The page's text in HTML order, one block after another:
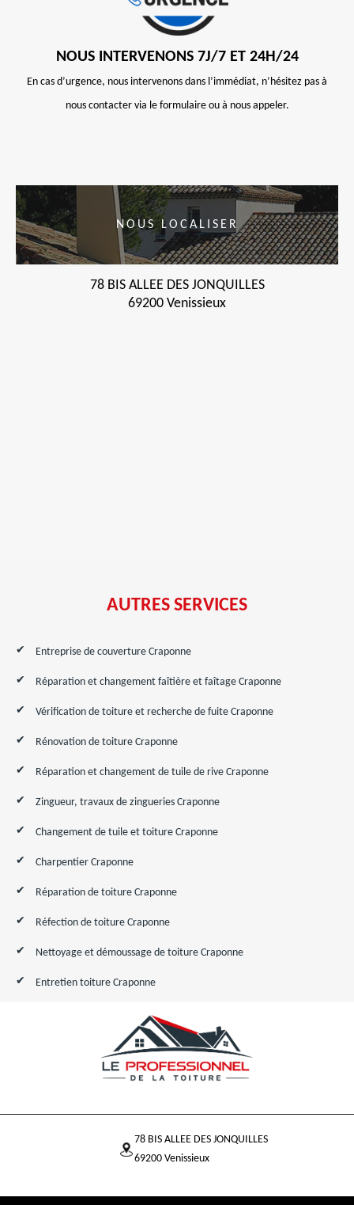
NOUS INTERVENONS 7J/7 ET 24H/24
En cas d’urgence, nous intervenons dans l’immédiat, n’hésitez pas à
nous contacter via le formulaire ou à nous appeler.
NOUS LOCALISER
78 BIS ALLEE DES JONQUILLES
69200 Venissieux
AUTRES SERVICES
Entreprise de couverture Craponne
Réparation et changement faîtière et faîtage Craponne
Vérification de toiture et recherche de fuite Craponne
Rénovation de toiture Craponne
Réparation et changement de tuile de rive Craponne
Zingueur, travaux de zingueries Craponne
Changement de tuile et toiture Craponne
Charpentier Craponne
Réparation de toiture Craponne
Réfection de toiture Craponne
Nettoyage et démoussage de toiture Craponne
Entretien toiture Craponne
78 BIS ALLEE DES JONQUILLES
69200 Venissieux